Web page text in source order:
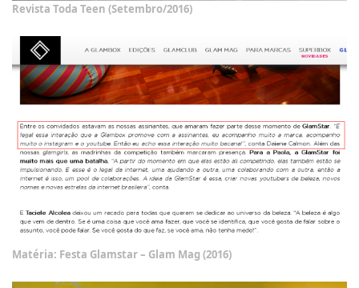
Revista Toda Teen (Setembro/2016)
Matéria: Festa Glamstar – Glam Mag (2016)